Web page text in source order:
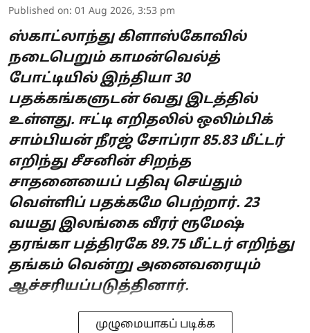
Published on: 01 Aug 2026, 3:53 pm
ஸ்காட்லாந்து கிளாஸ்கோவில்
நடைபெறும் காமன்வெல்த்
போட்டியில் இந்தியா 30
பதக்கங்களுடன் 6வது இடத்தில்
உள்ளது. ஈட்டி எறிதலில் ஒலிம்பிக்
சாம்பியன் நீரஜ் சோப்ரா 85.83 மீட்டர்
எறிந்து சீசனின் சிறந்த
சாதனையைப் பதிவு செய்தும்
வெள்ளிப் பதக்கமே பெற்றார். 23
வயது இலங்கை வீரர் ரூமேஷ்
தரங்கா பத்திரகே 89.75 மீட்டர் எறிந்து
தங்கம் வென்று அனைவரையும்
ஆச்சரியப்படுத்தினார்.
முழுமையாகப் படிக்க